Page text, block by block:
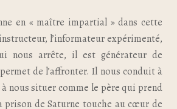
en « maître impartial » dans cette
l’informateur expérimenté,
nous arrête, il est générateur de
de l’affronter. Il nous conduit à
nous situer comme le père qui prend
prison de Saturne touche au cœur de